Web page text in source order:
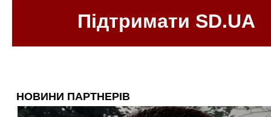
Підтримати SD.UA